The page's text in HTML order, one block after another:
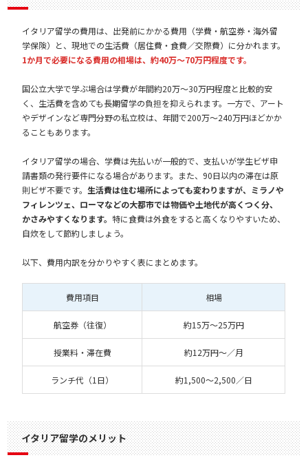
イタリア留学の費用は、出発前にかかる費用（学費・航空券・海外留
学保険）と、現地での生活費（居住費・食費／交際費）に分かれます。
1か月で必要になる費用の相場は、約40万～70万円程度です。
国公立大学で学ぶ場合は学費が年間約20万～30万円程度と比較的安
く、生活費を含めても長期留学の負担を抑えられます。一方で、アート
やデザインなど専門分野の私立校は、年間で200万～240万円ほどかか
ることもあります。
イタリア留学の場合、学費は先払いが一般的で、支払いが学生ビザ申
請書類の発行要件になる場合があります。また、90日以内の滞在は原
則ビザ不要です。生活費は住む場所によっても変わりますが、ミラノや
フィレンツェ、ローマなどの大都市では物価や土地代が高くつく分、
かさみやすくなります。特に食費は外食をすると高くなりやすいため、
自炊をして節約しましょう。
以下、費用内訳を分かりやすく表にまとめます。
費用項目 相場
航空券（往復） 約15万～25万円
授業料・滞在費 約12万円～／月
ランチ代（1日） 約1,500～2,500／日
イタリア留学のメリット